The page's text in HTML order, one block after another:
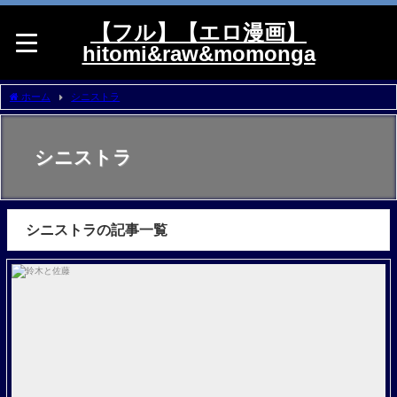
【フル】【エロ漫画】
hitomi&raw&momonga
ホーム シニストラ
シニストラ
シニストラの記事一覧